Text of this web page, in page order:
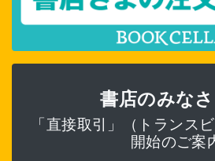
書店のみな
「直接取引」（トランス
開始のご案